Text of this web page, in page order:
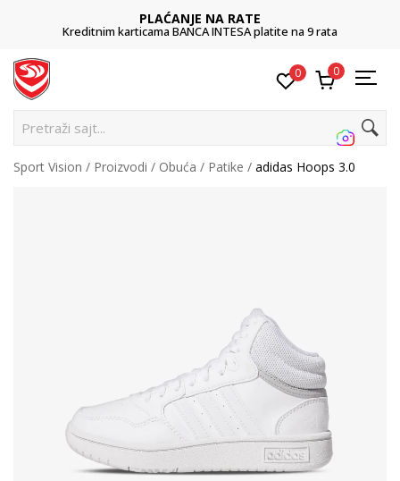
PLAĆANJE NA RATE
Kreditnim karticama BANCA INTESA platite na 9 rata
0 0
Pretraži sajt...
Sport Vision Proizvodi Obuća Patike adidas Hoops 3.0